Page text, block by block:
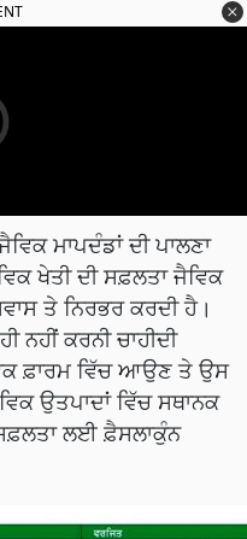
ਮਾਪਦੰਡਾਂ ਦੀ ਪਾਲਣਾ
ਖੇਤੀ ਦੀ ਸਫ਼ਲਤਾ ਜੈਵਿਕ
ਤੇ ਨਿਰਭਰ ਕਰਦੀ ਹੈ।
ਨਹੀਂ ਕਰਨੀ ਚਾਹੀਦੀ
ਫ਼ਾਰਮ ਵਿੱਚ ਆਉਣ ਤੇ ਉਸ
ਉਤਪਾਦਾਂ ਵਿੱਚ ਸਥਾਨਕ
ਸਫ਼ਲਤਾ ਲਈ ਫ਼ੈਸਲਾਕੁੰਨ